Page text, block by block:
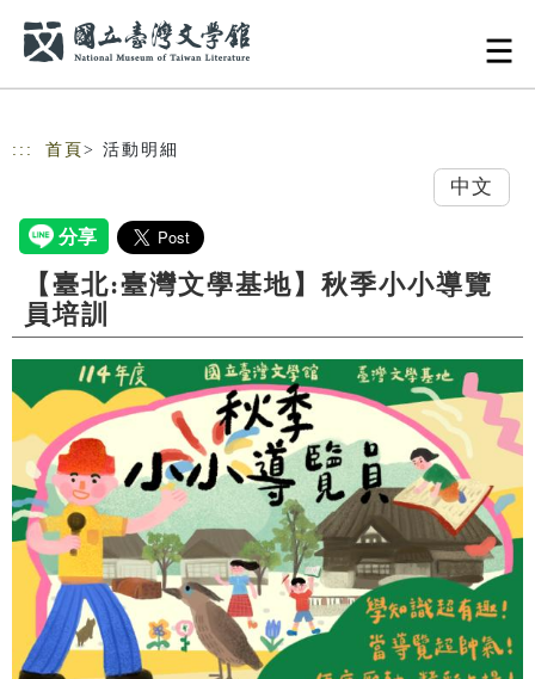
::: 首頁 > 活動明細
中文
【臺北:臺灣文學基地】秋季小小導覽
員培訓